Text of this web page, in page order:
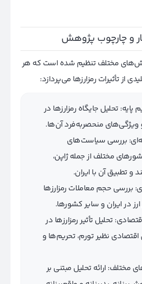
و چارچوب پژوهش
مختلف تنظیم شده است که هر
از تأثیرات رمزارزها می‌پردازد:
تحلیل جایگاه رمزارزها در
ویژگی‌های منحصربه‌فرد آن‌ها.
بررسی سیاست‌های
مختلف از جمله ژاپن،
و تطبیق آن با ایران.
بررسی حجم معاملات رمزارزها
ارز در ایران و سایر کشورها.
تحلیل تأثیر رمزارزها در
اقتصادی نظیر تورم، تحریم‌ها و
مختلف: ارائه تحلیل مبتنی بر